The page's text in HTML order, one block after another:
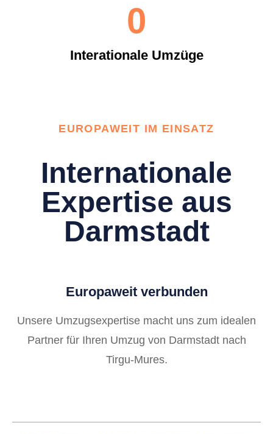
Interationale Umzüge
0
EUROPAWEIT IM EINSATZ
Internationale
Expertise aus
Darmstadt
Europaweit verbunden
Unsere Umzugsexpertise macht uns zum idealen
Partner für Ihren Umzug von Darmstadt nach
Tirgu-Mures.